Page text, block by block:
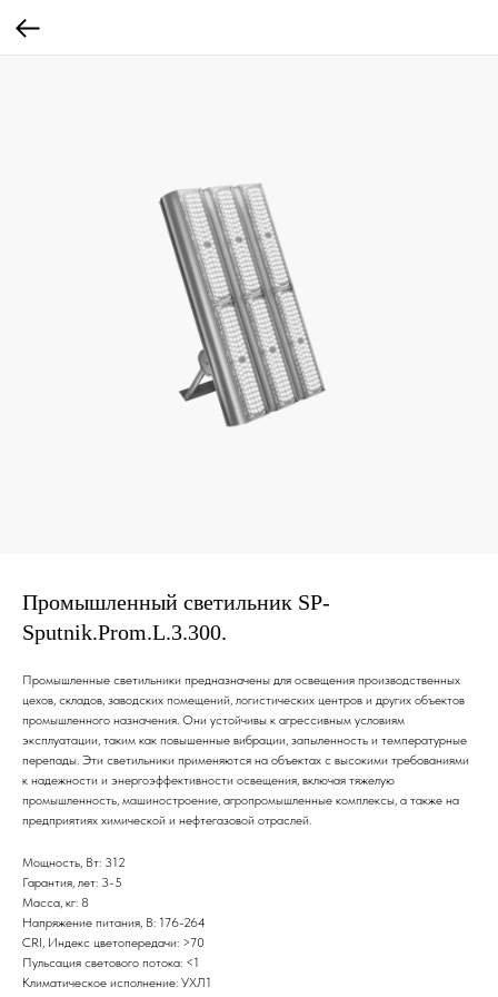
Промышленный светильник SP-
Sputnik.Prom.L.3.300.
Промышленные светильники предназначены для освещения производственных
цехов, складов, заводских помещений, логистических центров и других объектов
промышленного назначения. Они устойчивы к агрессивным условиям
эксплуатации, таким как повышенные вибрации, запыленность и температурные
перепады. Эти светильники применяются на объектах с высокими требованиями
к надежности и энергоэффективности освещения, включая тяжелую
промышленность, машиностроение, агропромышленные комплексы, а также на
предприятиях химической и нефтегазовой отраслей.
Мощность, Вт: 312
Гарантия, лет: 3-5
Масса, кг: 8
Напряжение питания, В: 176-264
CRI, Индекс цветопередачи: >70
Пульсация светового потока: <1
Климатическое исполнение: УХЛ1